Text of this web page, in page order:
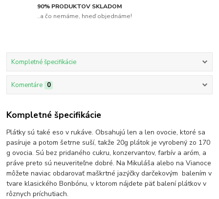
90% PRODUKTOV SKLADOM
..a čo nemáme, hneď objednáme!
Kompletné špecifikácie
Komentáre 0
Kompletné špecifikácie
Plátky sú také eso v rukáve. Obsahujú len a len ovocie, ktoré sa
pasíruje a potom šetrne suší, takže 20g plátok je vyrobený zo 170
g ovocia. Sú bez pridaného cukru, konzervantov, farbív a aróm, a
práve preto sú neuveriteľne dobré. Na Mikuláša alebo na Vianoce
môžete naviac obdarovať maškrtné jazýčky darčekovým balením v
tvare klasického Bonbónu, v ktorom nájdete päť balení plátkov v
rôznych príchutiach.